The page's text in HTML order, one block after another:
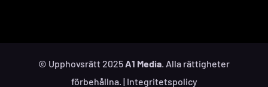
© Upphovsrätt 2025A1 Media. Alla rättigheter
förbehållna. | Integritetspolicy